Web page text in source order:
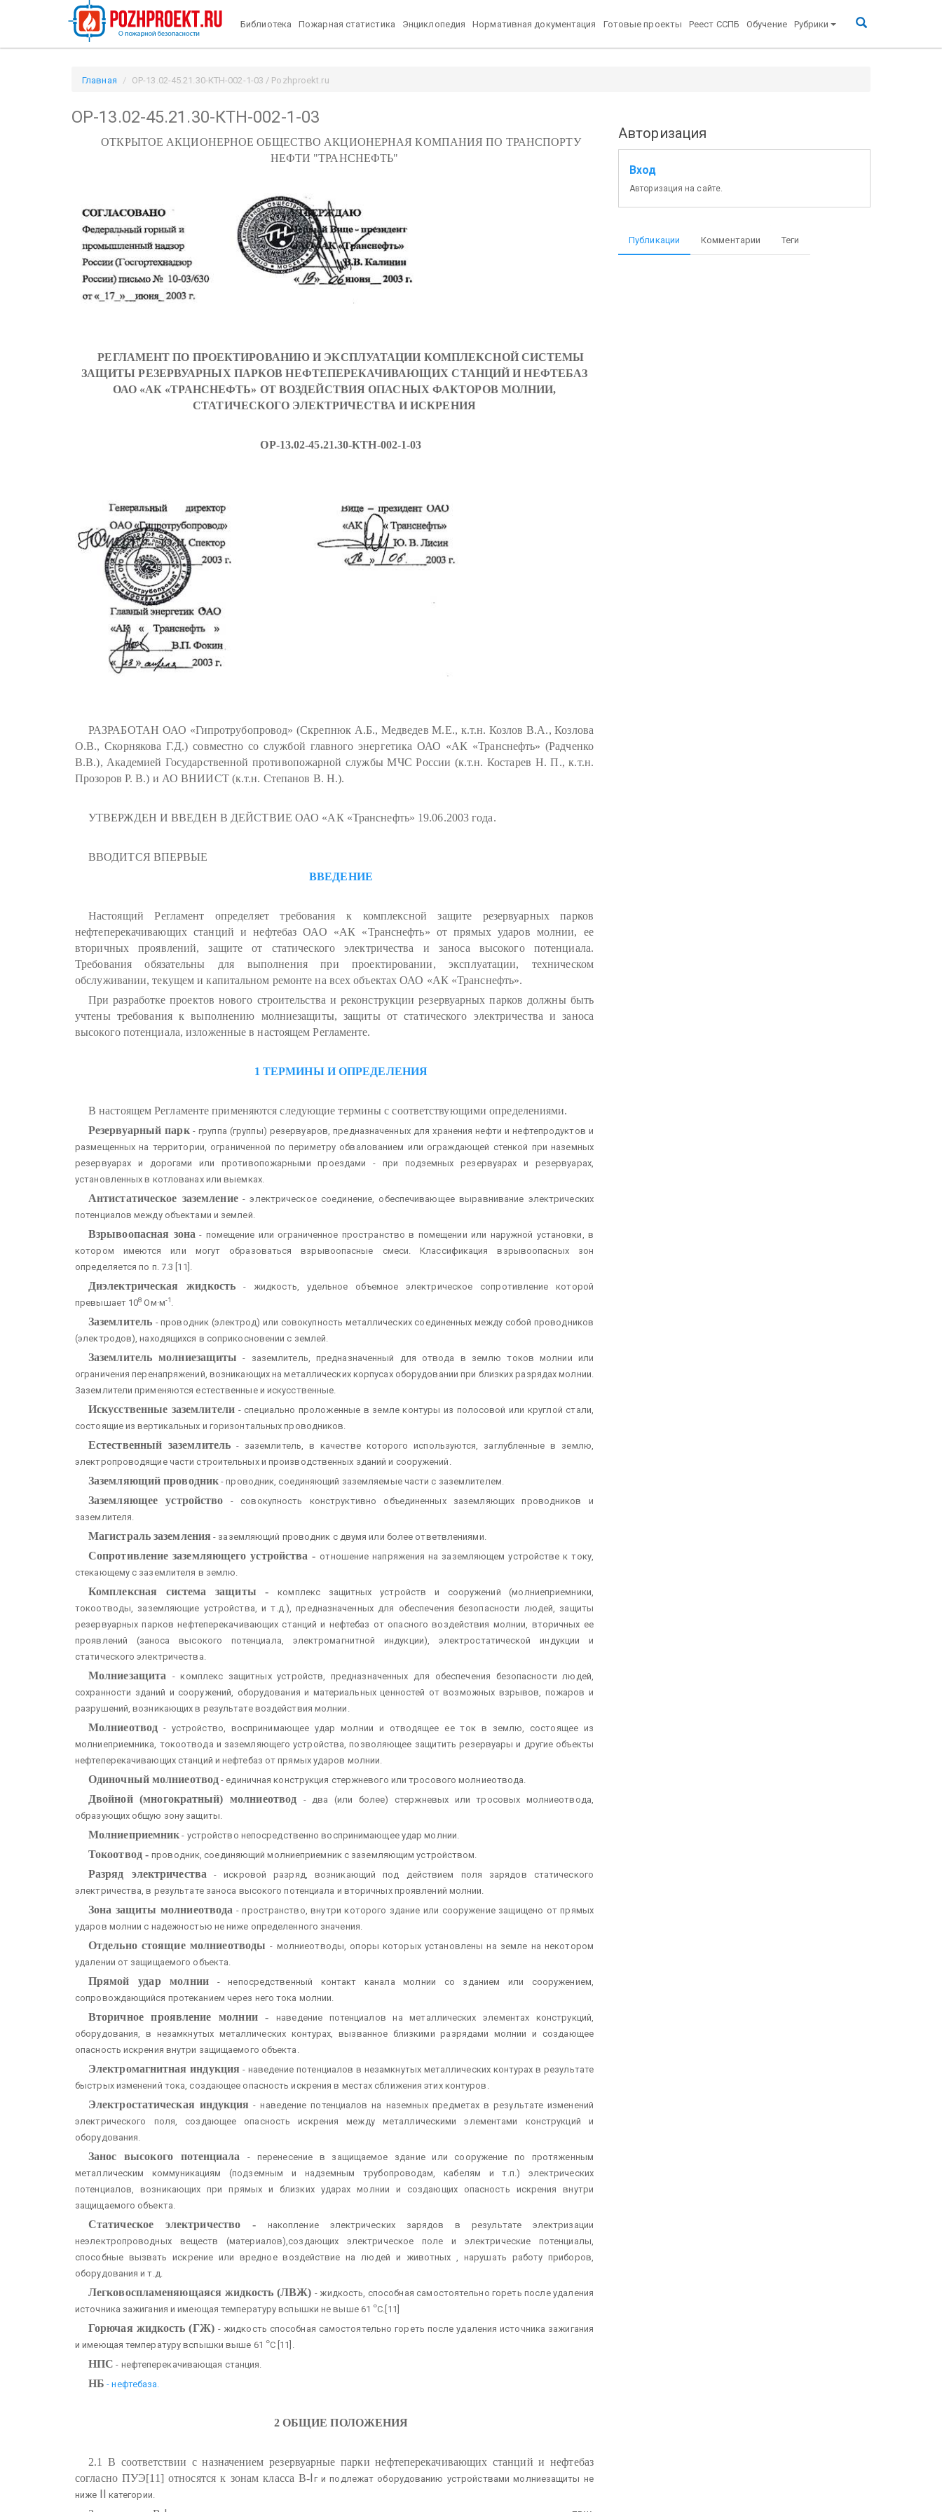
Библиотека Пожарная статистика Энциклопедия Нормативная документация Готовые проекты Реест ССПБ Обучение Рубрики
Главная ОР-13.02-45.21.30-КТН-002-1-03 / Pozhproekt.ru
ОР-13.02-45.21.30-КТН-002-1-03
ОТКРЫТОЕ АКЦИОНЕРНОЕ ОБЩЕСТВО АКЦИОНЕРНАЯ КОМПАНИЯ ПО ТРАНСПОРТУ
НЕФТИ "ТРАНСНЕФТЬ"
РЕГЛАМЕНТ ПО ПРОЕКТИРОВАНИЮ И ЭКСПЛУАТАЦИИ КОМПЛЕКСНОЙ СИСТЕМЫ
ЗАЩИТЫ РЕЗЕРВУАРНЫХ ПАРКОВ НЕФТЕПЕРЕКАЧИВАЮЩИХ СТАНЦИЙ И НЕФТЕБАЗ
ОАО «АК «ТРАНСНЕФТЬ» ОТ ВОЗДЕЙСТВИЯ ОПАСНЫХ ФАКТОРОВ МОЛНИИ,
СТАТИЧЕСКОГО ЭЛЕКТРИЧЕСТВА И ИСКРЕНИЯ
ОР-13.02-45.21.30-КТН-002-1-03
РАЗРАБОТАН ОАО «Гипротрубопровод» (Скрепнюк А.Б., Медведев М.Е., к.т.н. Козлов В.А., Козлова
О.В., Скорнякова Г.Д.) совместно со службой главного энергетика ОАО «АК «Транснефть» (Радченко
В.В.), Академией Государственной противопожарной службы МЧС России (к.т.н. Костарев Н. П., к.т.н.
Прозоров Р. В.) и АО ВНИИСТ (к.т.н. Степанов В. Н.).
УТВЕРЖДЕН И ВВЕДЕН В ДЕЙСТВИЕ ОАО «АК «Транснефть» 19.06.2003 года.
ВВОДИТСЯ ВПЕРВЫЕ
ВВЕДЕНИЕ
Настоящий Регламент определяет требования к комплексной защите резервуарных парков
нефтеперекачивающих станций и нефтебаз ОАО «АК «Транснефть» от прямых ударов молнии, ее
вторичных проявлений, защите от статического электричества и заноса высокого потенциала.
Требования обязательны для выполнения при проектировании, эксплуатации, техническом
обслуживании, текущем и капитальном ремонте на всех объектах ОАО «АК «Транснефть».
При разработке проектов нового строительства и реконструкции резервуарных парков должны быть
учтены требования к выполнению молниезащиты, защиты от статического электричества и заноса
высокого потенциала, изложенные в настоящем Регламенте.
1 ТЕРМИНЫ И ОПРЕДЕЛЕНИЯ
В настоящем Регламенте применяются следующие термины с соответствующими определениями.
Резервуарный парк- группа (группы) резервуаров, предназначенных для хранения нефти и нефтепродуктов и
размещенных на территории, ограниченной по периметру обвалованием или ограждающей стенкой при наземных
резервуарах и дорогами или противопожарными проездами - при подземных резервуарах и резервуарах,
установленных в котлованах или выемках.
Антистатическое заземление- электрическое соединение, обеспечивающее выравнивание электрических
потенциалов между объектами и землей.
Взрывоопасная зона - помещение или ограниченное пространство в помещении или наружной установки, в
котором имеются или могут образоваться взрывоопасные смеси. Классификация взрывоопасных зон
определяется по п. 7.3 [11].
Диэлектрическая жидкость - жидкость, удельное объемное электрическое сопротивление которой
превышает 108 Ом·м-1
Заземлитель - проводник (электрод) или совокупность металлических соединенных между собой проводников
(электродов), находящихся в соприкосновении с землей.
Заземлитель молниезащиты - заземлитель, предназначенный для отвода в землю токов молнии или
ограничения перенапряжений, возникающих на металлических корпусах оборудовании при близких разрядах молнии.
Заземлители применяются естественные и искусственные.
Искусственные заземлители- специально проложенные в земле контуры из полосовой или круглой стали,
состоящие из вертикальных и горизонтальных проводников.
Естественный заземлитель - заземлитель, в качестве которого используются, заглубленные в землю,
электропроводящие части строительных и производственных зданий и сооружений.
Заземляющий проводник - проводник, соединяющий заземляемые части с заземлителем.
Заземляющее устройство - совокупность конструктивно объединенных заземляющих проводников и
заземлителя.
Магистраль заземления - заземляющий проводник с двумя или более ответвлениями.
Сопротивление заземляющего устройства - отношение напряжения на заземляющем устройстве к току,
стекающему с заземлителя в землю.
Комплексная система защиты -комплекс защитных устройств и сооружений (молниеприемники,
токоотводы, заземляющие устройства, и т.д.), предназначенных для обеспечения безопасности людей, защиты
резервуарных парков нефтеперекачивающих станций и нефтебаз от опасного воздействия молнии, вторичных ее
проявлений (заноса высокого потенциала, электромагнитной индукции), электростатической индукции и
статического электричества.
Молниезащита - комплекс защитных устройств, предназначенных для обеспечения безопасности людей,
сохранности зданий и сооружений, оборудования и материальных ценностей от возможных взрывов, пожаров и
разрушений, возникающих в результате воздействия молнии.
Молниеотвод - устройство, воспринимающее удар молнии и отводящее ее ток в землю, состоящее из
молниеприемника, токоотвода и заземляющего устройства, позволяющее защитить резервуары и другие объекты
нефтеперекачивающих станций и нефтебаз от прямых ударов молнии.
Одиночный молниеотвод - единичная конструкция стержневого или тросового молниеотвода.
Двойной (многократный) молниеотвод - два (или более) стержневых или тросовых молниеотвода,
образующих общую зону защиты.
Молниеприемник - устройство непосредственно воспринимающее удар молнии.
Токоотвод -проводник, соединяющий молниеприемник с заземляющим устройством.
Разряд электричества - искровой разряд, возникающий под действием поля зарядов статического
электричества, в результате заноса высокого потенциала и вторичных проявлений молнии.
Зона защиты молниеотвода - пространство, внутри которого здание или сооружение защищено от прямых
ударов молнии с надежностью не ниже определенного значения.
Отдельно стоящие молниеотводы- молниеотводы, опоры которых установлены на земле на некотором
удалении от защищаемого объекта.
Прямой удар молнии- непосредственный контакт канала молнии со зданием или сооружением,
сопровождающийся протеканием через него тока молнии.
Вторичное проявление молнии -наведение потенциалов на металлических элементах конструкций,
оборудования, в незамкнутых металлических контурах, вызванное близкими разрядами молнии и создающее
опасность искрения внутри защищаемого объекта.
Электромагнитная индукция - наведение потенциалов в незамкнутых металлических контурах в результате
быстрых изменений тока, создающее опасность искрения в местах сближения этих контуров.
Электростатическая индукция - наведение потенциалов на наземных предметах в результате изменений
электрического поля, создающее опасность искрения между металлическими элементами конструкций и
оборудования.
Занос высокого потенциала- перенесение в защищаемое здание или сооружение по протяженным
металлическим коммуникациям (подземным и надземным трубопроводам, кабелям и т.п.) электрических
потенциалов, возникающих при прямых и близких ударах молнии и создающих опасность искрения внутри
защищаемого объекта.
Статическое электричество - накопление электрических зарядов в результате электризации
неэлектропроводных веществ (материалов),создающих электрическое поле и электрические потенциалы,
способные вызвать искрение или вредное воздействие на людей и животных , нарушать работу приборов,
оборудования и т.д.
Легковоспламеняющаяся жидкость (ЛВЖ) - жидкость, способная самостоятельно гореть после удаления
источника зажигания и имеющая температуру вспышки не выше 61 °С.[11]
Горючая жидкость (ГЖ) - жидкость способная самостоятельно гореть после удаления источника зажигания
и имеющая температуру вспышки выше 61 °С [11].
НПС - нефтеперекачивающая станция.
НБ - нефтебаза.
2 ОБЩИЕ ПОЛОЖЕНИЯ
2.1 В соответствии с назначением резервуарные парки нефтеперекачивающих станций и нефтебаз
согласно ПУЭ[11] относятся к зонам класса В-I г и подлежат оборудованию устройствами молниезащиты не
ниже II категории.
Авторизация
Вход
Авторизация на сайте.
Публикации Комментарии Теги